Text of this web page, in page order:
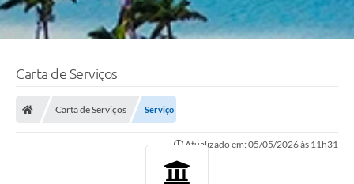
Carta de Serviços
Carta de Serviços Serviço
Atualizado em: 05/05/2026 às 11h31